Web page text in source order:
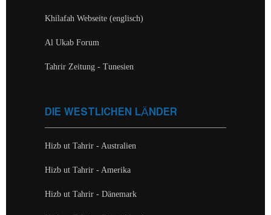
Khilafah Webseite (englisch)
Al Ukab Forum
Tahrir Zeitung - Tunesien
DIE WESTLICHEN LÄNDER
Hizb ut Tahrir - Australien
Hizb ut Tahrir - Amerika
Hizb ut Tahrir - Dänemark